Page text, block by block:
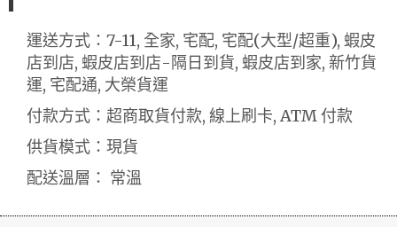
運送方式：7-11, 全家, 宅配, 宅配(大型/超重), 蝦皮
店到店, 蝦皮店到店-隔日到貨, 蝦皮店到家, 新竹貨
運, 宅配通, 大榮貨運
付款方式：超商取貨付款, 線上刷卡, ATM 付款
供貨模式：現貨
配送溫層： 常溫